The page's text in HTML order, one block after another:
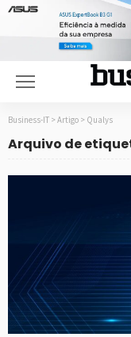
Business-IT > Artigo > Qualys
Arquivo de